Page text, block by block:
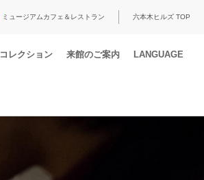
ミュージアムカフェ＆レストラン 六本木ヒルズ TOP
コレクション 来館のご案内 LANGUAGE